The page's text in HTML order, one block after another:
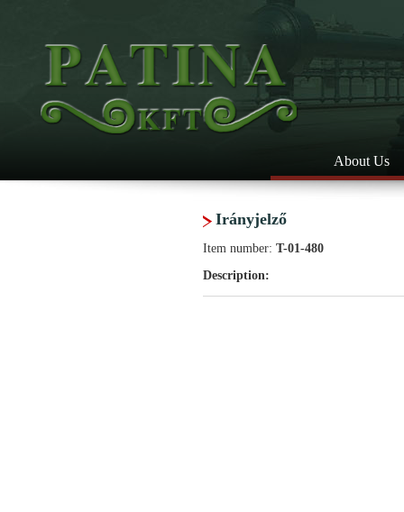
About Us
Irányjelző
Item number: T-01-480
Description: